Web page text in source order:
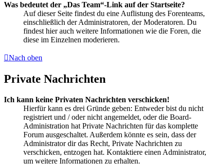
Was bedeutet der „Das Team“-Link auf der Startseite?
Auf dieser Seite findest du eine Auflistung des Forenteams,
einschließlich der Administratoren, der Moderatoren. Du
findest hier auch weitere Informationen wie die Foren, die
diese im Einzelnen moderieren.
Nach oben
Private Nachrichten
Ich kann keine Privaten Nachrichten verschicken!
Hierfür kann es drei Gründe geben: Entweder bist du nicht
registriert und / oder nicht angemeldet, oder die Board-
Administration hat Private Nachrichten für das komplette
Forum ausgeschaltet. Außerdem könnte es sein, dass der
Administrator dir das Recht, Private Nachrichten zu
verschicken, entzogen hat. Kontaktiere einen Administrator,
um weitere Informationen zu erhalten.